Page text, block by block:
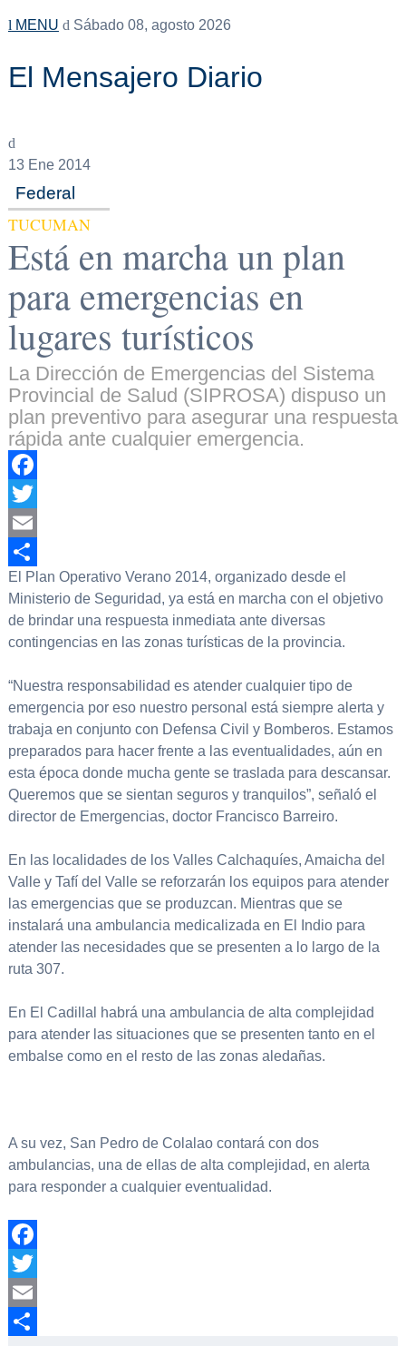
MENU Sábado 08, agosto 2026
El Mensajero Diario
13Ene 2014
Federal
TUCUMAN
Está en marcha un plan
para emergencias en
lugares turísticos
La Dirección de Emergencias del Sistema
Provincial de Salud (SIPROSA) dispuso un
plan preventivo para asegurar una respuesta
rápida ante cualquier emergencia.
Facebook
Twitter
Email
Compartir
El Plan Operativo Verano 2014, organizado desde el
Ministerio de Seguridad, ya está en marcha con el objetivo
de brindar una respuesta inmediata ante diversas
contingencias en las zonas turísticas de la provincia.
“Nuestra responsabilidad es atender cualquier tipo de
emergencia por eso nuestro personal está siempre alerta y
trabaja en conjunto con Defensa Civil y Bomberos. Estamos
preparados para hacer frente a las eventualidades, aún en
esta época donde mucha gente se traslada para descansar.
Queremos que se sientan seguros y tranquilos”, señaló el
director de Emergencias, doctor Francisco Barreiro.
En las localidades de los Valles Calchaquíes, Amaicha del
Valle y Tafí del Valle se reforzarán los equipos para atender
las emergencias que se produzcan. Mientras que se
instalará una ambulancia medicalizada en El Indio para
atender las necesidades que se presenten a lo largo de la
ruta 307.
En El Cadillal habrá una ambulancia de alta complejidad
para atender las situaciones que se presenten tanto en el
embalse como en el resto de las zonas aledañas.
A su vez, San Pedro de Colalao contará con dos
ambulancias, una de ellas de alta complejidad, en alerta
para responder a cualquier eventualidad.
Facebook
Twitter
Email